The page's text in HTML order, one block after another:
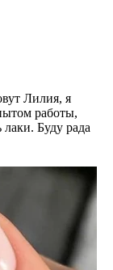
Лилия, я
работы,
лаки. Буду рада